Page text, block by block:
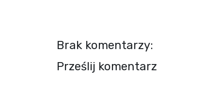
Brak komentarzy:
Prześlij komentarz